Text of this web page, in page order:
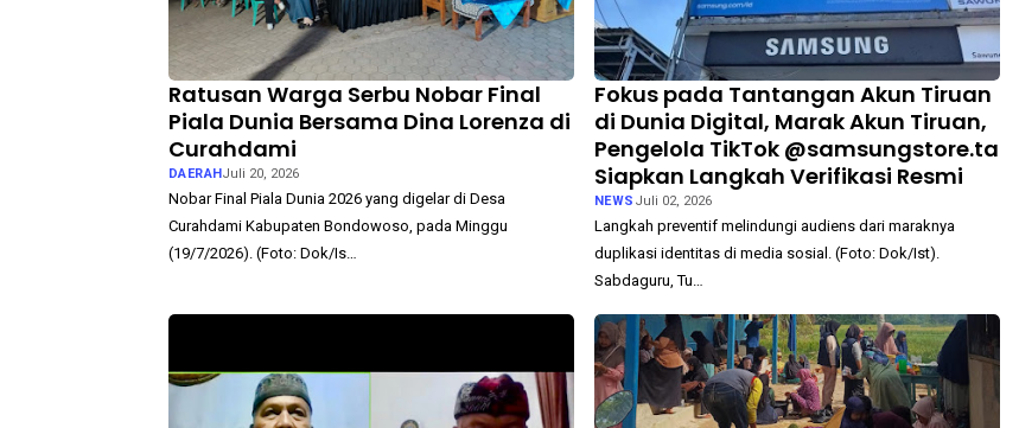
Ratusan Warga Serbu Nobar Final
Piala Dunia Bersama Dina Lorenza di
Curahdami
DAERAH Juli 20, 2026
Nobar Final Piala Dunia 2026 yang digelar di Desa
Curahdami Kabupaten Bondowoso, pada Minggu
(19/7/2026). (Foto: Dok/Is…
Fokus pada Tantangan Akun Tiruan
di Dunia Digital, Marak Akun Tiruan,
Pengelola TikTok @samsungstore.ta
Siapkan Langkah Verifikasi Resmi
NEWS Juli 02, 2026
Langkah preventif melindungi audiens dari maraknya
duplikasi identitas di media sosial. (Foto: Dok/Ist).
Sabdaguru, Tu…